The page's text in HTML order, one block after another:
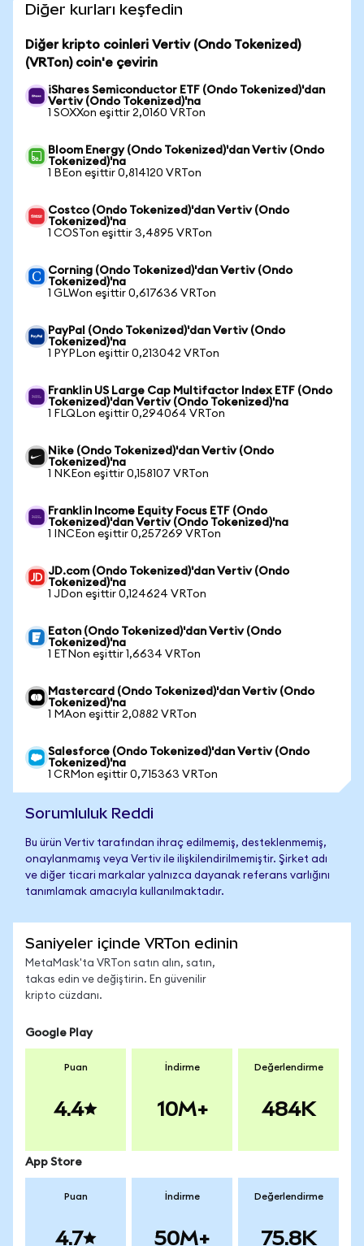
Diğer kurları keşfedin
Diğer kripto coinleri Vertiv (Ondo Tokenized)
(VRTon) coin'e çevirin
iShares Semiconductor ETF (Ondo Tokenized)'dan
Vertiv (Ondo Tokenized)'na
1 SOXXon eşittir 2,0160 VRTon
Bloom Energy (Ondo Tokenized)'dan Vertiv (Ondo
Tokenized)'na
1 BEon eşittir 0,814120 VRTon
Costco (Ondo Tokenized)'dan Vertiv (Ondo
Tokenized)'na
1 COSTon eşittir 3,4895 VRTon
Corning (Ondo Tokenized)'dan Vertiv (Ondo
Tokenized)'na
1 GLWon eşittir 0,617636 VRTon
PayPal (Ondo Tokenized)'dan Vertiv (Ondo
Tokenized)'na
1 PYPLon eşittir 0,213042 VRTon
Franklin US Large Cap Multifactor Index ETF (Ondo
Tokenized)'dan Vertiv (Ondo Tokenized)'na
1 FLQLon eşittir 0,294064 VRTon
Nike (Ondo Tokenized)'dan Vertiv (Ondo
Tokenized)'na
1 NKEon eşittir 0,158107 VRTon
Franklin Income Equity Focus ETF (Ondo
Tokenized)'dan Vertiv (Ondo Tokenized)'na
1 INCEon eşittir 0,257269 VRTon
JD.com (Ondo Tokenized)'dan Vertiv (Ondo
Tokenized)'na
1 JDon eşittir 0,124624 VRTon
Eaton (Ondo Tokenized)'dan Vertiv (Ondo
Tokenized)'na
1 ETNon eşittir 1,6634 VRTon
Mastercard (Ondo Tokenized)'dan Vertiv (Ondo
Tokenized)'na
1 MAon eşittir 2,0882 VRTon
Salesforce (Ondo Tokenized)'dan Vertiv (Ondo
Tokenized)'na
1 CRMon eşittir 0,715363 VRTon
Sorumluluk Reddi
Bu ürün Vertiv tarafından ihraç edilmemiş, desteklenmemiş,
onaylanmamış veya Vertiv ile ilişkilendirilmemiştir. Şirket adı
ve diğer ticari markalar yalnızca dayanak referans varlığını
tanımlamak amacıyla kullanılmaktadır.
Saniyeler içinde VRTon edinin
MetaMask'ta VRTon satın alın, satın,
takas edin ve değiştirin. En güvenilir
kripto cüzdanı.
Google Play
Puan
4.4
İndirme
10M+
Değerlendirme
484K
App Store
Puan
4.7
İndirme
50M+
Değerlendirme
75.8K